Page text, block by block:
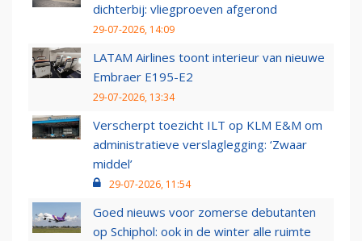
dichterbij: vliegproeven afgerond
29-07-2026, 14:09
LATAM Airlines toont interieur van nieuwe
Embraer E195-E2
29-07-2026, 13:34
Verscherpt toezicht ILT op KLM E&M om
administratieve verslaglegging: ‘Zwaar
middel’
29-07-2026, 11:54
Goed nieuws voor zomerse debutanten
op Schiphol: ook in de winter alle ruimte